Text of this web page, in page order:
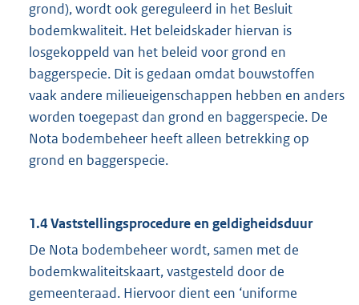
grond), wordt ook gereguleerd in het Besluit
bodemkwaliteit. Het beleidskader hiervan is
losgekoppeld van het beleid voor grond en
baggerspecie. Dit is gedaan omdat bouwstoffen
vaak andere milieueigenschappen hebben en anders
worden toegepast dan grond en baggerspecie. De
Nota bodembeheer heeft alleen betrekking op
grond en baggerspecie.
1.4 Vaststellingsprocedure en geldigheidsduur
De Nota bodembeheer wordt, samen met de
bodemkwaliteitskaart, vastgesteld door de
gemeenteraad. Hiervoor dient een ‘uniforme